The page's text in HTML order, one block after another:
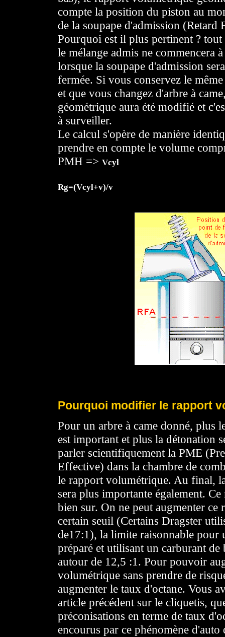
compte la position du piston au
de la soupape d'admission (Retard
Pourquoi est il plus pertinent ? tout
le mélange admis ne commencera
lorsque la soupape d'admission
fermée. Si vous conservez le
et que vous changez d'arbre à
géométrique aura été modifié et
à surveiller.
Le calcul s'opère de manière
prendre en compte le volume
PMH => Vcyl
Rg=(Vcyl+v)/v
Pourquoi modifier le rapport
Pour un arbre à came donné, plus
est important et plus la détonation
parler scientifiquement la PME
Effective) dans la chambre de
le rapport volumétrique. Au final,
sera plus importante également. Ce
bien sur. On ne peut augmenter ce
certain seuil (Certains Dragster
de17:1), la limite raisonnable pour
préparé et utilisant un carburant de
autour de 12,5 :1. Pour pouvoir
volumétrique sans prendre de
augmenter le taux d'octane. Vous
article précédent sur le cliquetis,
préconisations en terme de taux
encourus par ce phénomène d'auto